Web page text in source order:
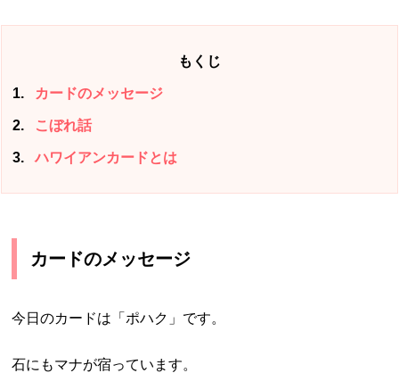
もくじ
1 カードのメッセージ
2 こぼれ話
3 ハワイアンカードとは
カードのメッセージ
今日のカードは「ポハク」です。
石にもマナが宿っています。